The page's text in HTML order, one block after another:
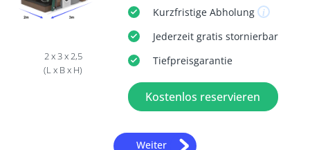
2 x 3 x 2,5
(L x B x H)
KurzfristigeAbholung
Jederzeit gratis stornierbar
Tiefpreisgarantie
Kostenlos reservieren
Weiter